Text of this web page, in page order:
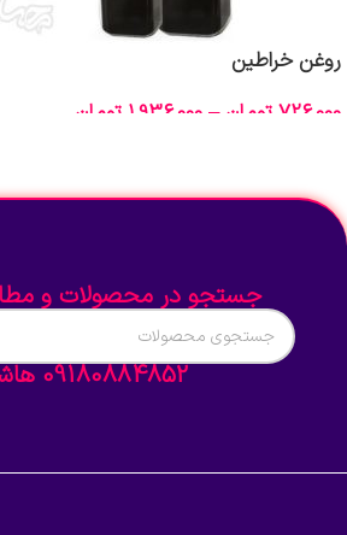
روغن خراطین
726,000تومان –
1,936,000 تومان
جستجو در محصولات و
09180884852 هاشمی